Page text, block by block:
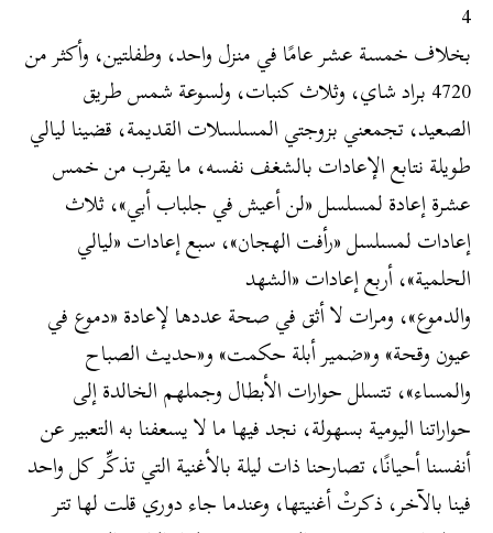
4
بخلاف خمسة عشر عامًا في منزل واحد، وطفلتين، وأكثر من
4720 براد شاي، وثلاث كنبات، ولسوعة شمس طريق
الصعيد، تجمعني بزوجتي المسلسلات القديمة، قضينا ليالي
طويلة نتابع الإعادات بالشغف نفسه، ما يقرب من خمس
عشرة إعادة لمسلسل «لن أعيش في جلباب أبي»، ثلاث
إعادات لمسلسل «رأفت الهجان»، سبع إعادات «ليالي
الحلمية»، أربع إعادات «الشهد
والدموع»، ومرات لا أثق في صحة عددها لإعادة «دموع في
عيون وقحة» و«ضمير أبلة حكمت» و«حديث الصباح
والمساء»، تتسلل حوارات الأبطال وجملهم الخالدة إلى
حواراتنا اليومية بسهولة، نجد فيها ما لا يسعفنا به التعبير عن
أنفسنا أحيانًا، تصارحنا ذات ليلة بالأغنية التي تذكِّر كل واحد
فينا بالآخر، ذكرتْ أغنيتها، وعندما جاء دوري قلت لها تتر